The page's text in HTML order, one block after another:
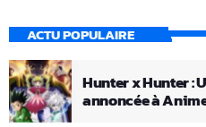
ACTU POPULAIRE
Hunter x Hunter :
annoncée à